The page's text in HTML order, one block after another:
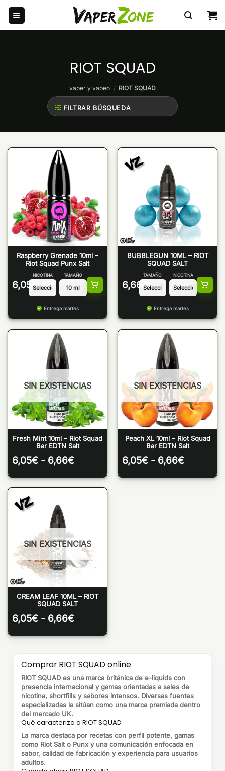
Saltar
contenido
RIOT SQUAD
vaper y vapeo / RIOT SQUAD
FILTRAR BÚSQUEDA
Raspberry Grenade 10ml –
Riot Squad Punx Salt
6,05 €
NICOTINA TAMAÑO
Entrega martes
BUBBLEGUN 10ML – RIOT
SQUAD SALT
6,66 €
TAMAÑO NICOTINA
Entrega martes
SIN EXISTENCIAS
Fresh Mint 10ml – Riot Squad
Bar EDTN Salt
6,05€ - 6,66€Rango
de
precios:
desde
SIN EXISTENCIAS
Peach XL 10ml – Riot Squad
Bar EDTN Salt
6,05€ - 6,66€Rango
de
precios:
SIN EXISTENCIAS
CREAM LEAF 10ML – RIOT
SQUAD SALT
6,05€ - 6,66€Rango
de
precios:
hasta
6,66€
Comprar RIOT SQUAD online
RIOT SQUAD es una marca británica de e-liquids con
presencia internacional y gamas orientadas a sales de
nicotina, shortfills y sabores intensos. Diversas fuentes
especializadas la sitúan como una marca premiada dentro
del mercado UK.
Qué caracteriza a RIOT SQUAD
La marca destaca por recetas con perfil potente, gamas
como Riot Salt o Punx y una comunicación enfocada en
sabor, calidad de fabricación y experiencia para usuarios
adultos.